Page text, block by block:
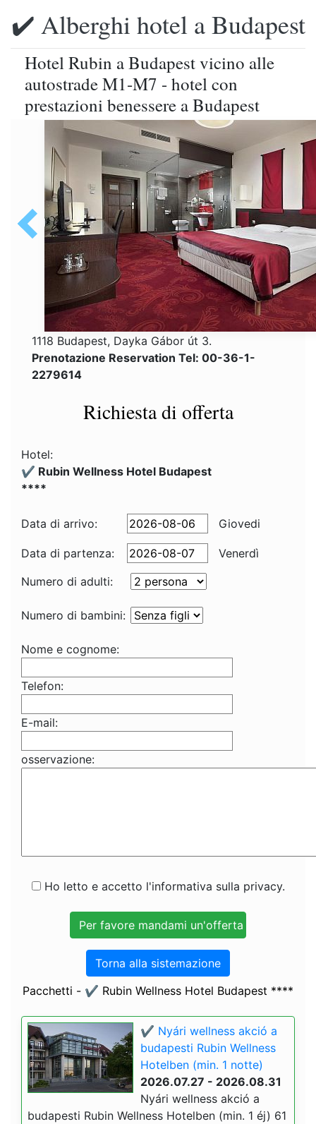
✔️ Alberghi hotel a Budapest
Hotel Rubin a Budapest vicino alle
autostrade M1-M7 - hotel con
prestazioni benessere a Budapest
1118 Budapest, Dayka Gábor út 3.
Prenotazione Reservation Tel: 00-36-1-
2279614
Richiesta di offerta
Hotel:
✔️ Rubin Wellness Hotel Budapest
****
Data di arrivo: Giovedi
Data di partenza:
Venerdì
Numero di adulti:
Numero di bambini:
Nome e cognome:
Telefon:
E-mail:
osservazione:
Ho letto e accetto l'informativa sulla privacy.
Torna alla sistemazione
Pacchetti - ✔️ Rubin Wellness Hotel Budapest ****
✔️ Nyári wellness akció a
budapesti Rubin Wellness
Hotelben (min. 1 notte)
2026.07.27 - 2026.08.31
Nyári wellness akció a
budapesti Rubin Wellness Hotelben (min. 1 éj) 61